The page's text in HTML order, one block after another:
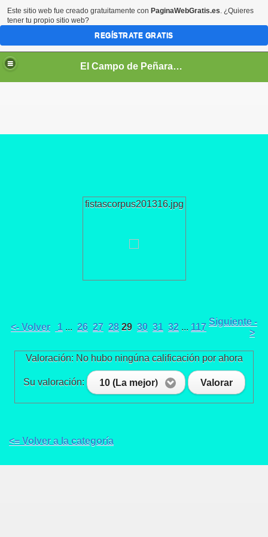
El Campo de Peñaranda (Salamanca)
fistascorpus201316.jpg
<- Volver 1 ... 26 27 28 29 30 31 32 ... 117
Siguiente -
>
Valoración: No hubo ningúna calificación por ahora
Su valoración: 10 (La mejor) Valorar
<= Volver a la categoría
Este sitio web fue creado gratuitamente con PaginaWebGratis.es. ¿Quieres
tener tu propio sitio web?
REGÍSTRATE GRATIS